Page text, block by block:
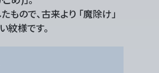
ので､古来より 「魔除け」
紋様です｡